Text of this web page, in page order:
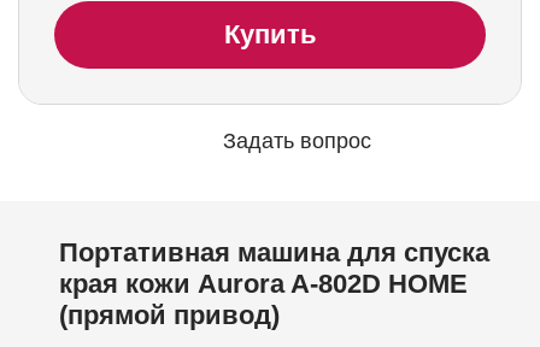
Купить
Задать вопрос
Портативная машина для спуска
края кожи Aurora A-802D HOME
(прямой привод)